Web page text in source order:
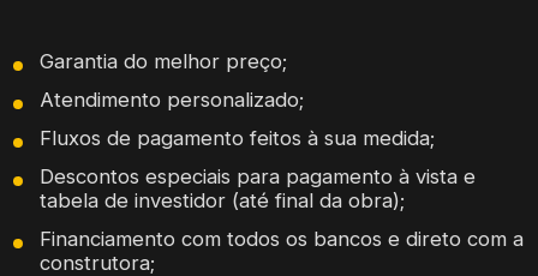
Garantia do melhor preço;
Atendimento personalizado;
Fluxos de pagamento feitos à sua medida;
Descontos especiais para pagamento à vista e
tabela de investidor (até final da obra);
Financiamento com todos os bancos e direto com a
construtora;